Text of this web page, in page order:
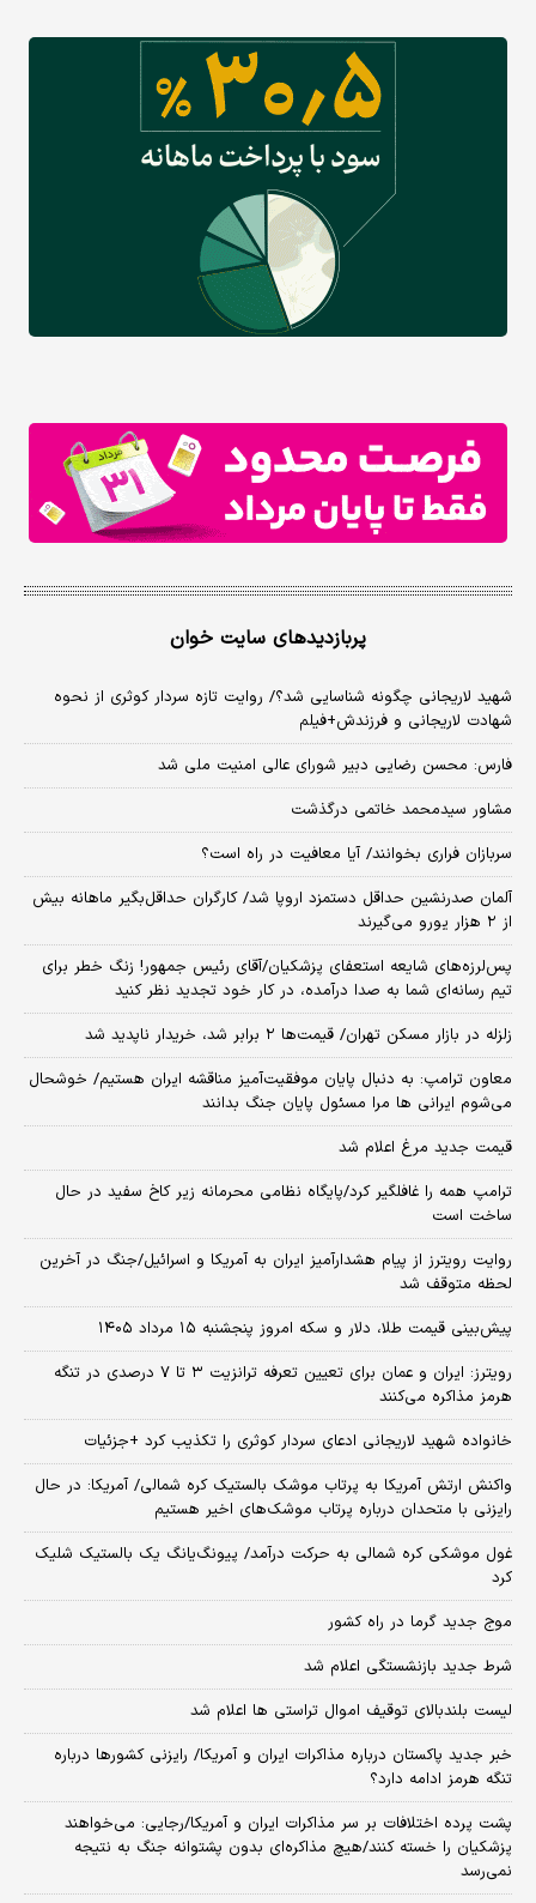
پربازدیدهای سایت خوان
شهید لاریجانی چگونه شناسایی شد؟/ روایت تازه سردار کوثری از نحوه
شهادت لاریجانی و فرزندش+فیلم
فارس: محسن رضایی دبیر شورای عالی امنیت ملی شد
مشاور سیدمحمد خاتمی درگذشت
سربازان فراری بخوانند/ آیا معافیت در راه است؟
آلمان صدرنشین حداقل دستمزد اروپا شد/ کارگران حداقل‌بگیر ماهانه بیش
از ۲ هزار یورو می‌گیرند
پس‌لرزه‌های شایعه استعفای پزشکیان/آقای رئیس جمهور! زنگ خطر برای
تیم رسانه‌ای شما به صدا درآمده، در کار خود تجدید نظر کنید
زلزله در بازار مسکن تهران/ قیمت‌ها ۲ برابر شد، خریدار ناپدید شد
معاون ترامپ: به دنبال پایان موفقیت‌آمیز مناقشه ایران هستیم/ خوشحال
می‌شوم ایرانی ها مرا مسئول پایان جنگ بدانند
قیمت جدید مرغ اعلام شد
ترامپ همه را غافلگیر کرد/پایگاه نظامی محرمانه زیر کاخ سفید در حال
ساخت است
روایت رویترز از پیام هشدارآمیز ایران به آمریکا و اسرائیل/جنگ در آخرین
لحظه متوقف شد
پیش‌بینی قیمت طلا، دلار و سکه امروز پنجشنبه ۱۵ مرداد ۱۴۰۵
رویترز: ایران و عمان برای تعیین تعرفه ترانزیت ۳ تا ۷ درصدی در تنگه
هرمز مذاکره می‌کنند
خانواده شهید لاریجانی ادعای سردار کوثری را تکذیب کرد +جزئیات
واکنش ارتش آمریکا به پرتاب موشک بالستیک کره شمالی/ آمریکا: در حال
رایزنی با متحدان درباره پرتاب موشک‌های اخیر هستیم
غول موشکی کره شمالی به حرکت درآمد/ پیونگ‌یانگ یک بالستیک شلیک
کرد
موج جدید گرما در راه کشور
شرط جدید بازنشستگی اعلام شد
لیست بلندبالای توقیف اموال تراستی ها اعلام شد
خبر جدید پاکستان درباره مذاکرات ایران و آمریکا/ رایزنی کشورها درباره
تنگه هرمز ادامه دارد؟
پشت پرده اختلافات بر سر مذاکرات ایران و آمریکا/رجایی: می‌خواهند
پزشکیان را خسته کنند/هیچ مذاکره‌ای بدون پشتوانه جنگ به نتیجه
نمی‌رسد